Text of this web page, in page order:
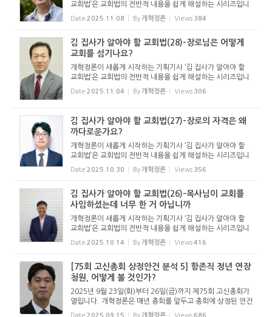
교회법’은 교회법의 전반적 내용을 쉽게 해설하는 시리즈입니
다. 기독교보와 함께 진행하는 시리즈로서 여기에 싣는 것은
기독교보의 허락을 받았습니다. 글 내용은 기독교보에 실린
Date 2025.11.08 By 개혁정론 Views 384
김 집사가 알아야 할 교회법(28)-장로님은 어떻게
교회를 섬기나요?
개혁정론이 새롭게 시작하는 기획기사 ‘김 집사가 알아야 할
교회법’은 교회법의 전반적 내용을 쉽게 해설하는 시리즈입니
다. 기독교보와 함께 진행하는 시리즈로서 여기에 싣는 것은
기독교보의 허락을 받았습니다. 글 내용은 기독교보에 실린
Date 2025.11.04 By 개혁정론 Views 306
김 집사가 알아야 할 교회법(27)-장로의 자격은 왜
까다로운가요?
개혁정론이 새롭게 시작하는 기획기사 ‘김 집사가 알아야 할
교회법’은 교회법의 전반적 내용을 쉽게 해설하는 시리즈입니
다. 기독교보와 함께 진행하는 시리즈로서 여기에 싣는 것은
기독교보의 허락을 받았습니다. 글 내용은 기독교보에 실린
Date 2025.10.30 By 개혁정론 Views 356
김 집사가 알아야 할 교회법(26)-목사님이 교회를
사임하셨는데 너무 한 거 아닙니까
개혁정론이 새롭게 시작하는 기획기사 ‘김 집사가 알아야 할
교회법’은 교회법의 전반적 내용을 쉽게 해설하는 시리즈입니
다. 기독교보와 함께 진행하는 시리즈로서 여기에 싣는 것은
기독교보의 허락을 받았습니다. 글 내용은 기독교보에 실린
Date 2025.10.14 By 개혁정론 Views416
[75회 고신총회 상정안건 분석 5] 항존직 정년 연장
청원, 어떻게 볼 것인가?
2025년 9월 23일(화)부터 26일(금)까지 제75회 고신총회가
열립니다. 개혁정론은 매년 총회를 앞두고 총회에 상정된 안건
을 분석하는 기사를 올려왔습니다. 올해 역시 75회 총회에 상
Date 2025.09.15 By 개혁정론 Views 686